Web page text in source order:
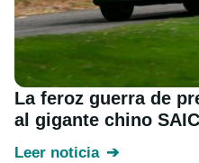
La feroz guerra de
al gigante chino SAIC
Leer noticia